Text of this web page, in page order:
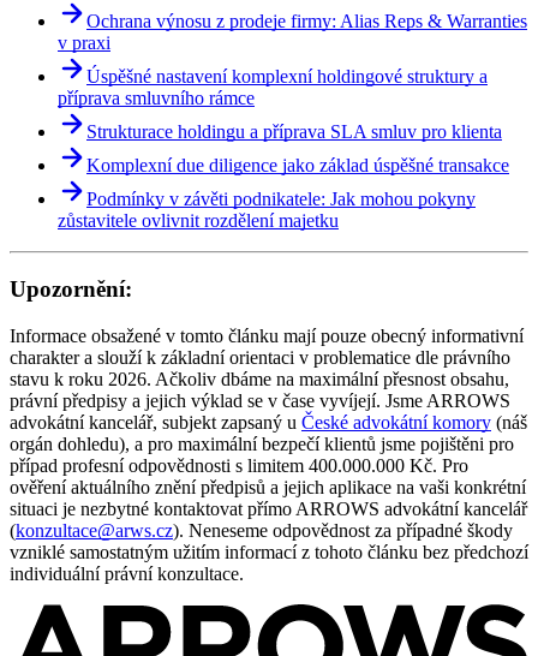
Ochrana výnosu z prodeje firmy: Alias Reps & Warranties
v praxi
Úspěšné nastavení komplexní holdingové struktury a
příprava smluvního rámce
Strukturace holdingu a příprava SLA smluv pro klienta
Komplexní due diligence jako základ úspěšné transakce
Podmínky v závěti podnikatele: Jak mohou pokyny
zůstavitele ovlivnit rozdělení majetku
Upozornění:
Informace obsažené v tomto článku mají pouze obecný informativní
charakter a slouží k základní orientaci v problematice dle právního
stavu k roku 2026. Ačkoliv dbáme na maximální přesnost obsahu,
právní předpisy a jejich výklad se v čase vyvíjejí. Jsme ARROWS
advokátní kancelář, subjekt zapsaný u České advokátní komory (náš
orgán dohledu), a pro maximální bezpečí klientů jsme pojištěni pro
případ profesní odpovědnosti s limitem 400.000.000 Kč. Pro
ověření aktuálního znění předpisů a jejich aplikace na vaši konkrétní
situaci je nezbytné kontaktovat přímo ARROWS advokátní kancelář
(konzultace@arws.cz). Neneseme odpovědnost za případné škody
vzniklé samostatným užitím informací z tohoto článku bez předchozí
individuální právní konzultace.